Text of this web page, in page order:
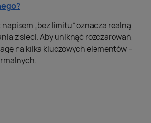
napisem „bez limitu” oznacza realną
z sieci. Aby uniknąć rozczarowań,
na kilka kluczowych elementów –